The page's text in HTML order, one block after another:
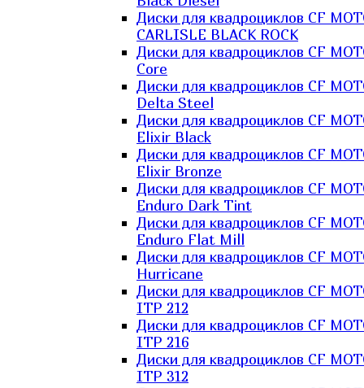
Диски для квадроциклов CF
CARLISLE BLACK ROCK
Диски для квадроциклов CF
Core
Диски для квадроциклов CF
Delta Steel
Диски для квадроциклов CF
Elixir Black
Диски для квадроциклов CF
Elixir Bronze
Диски для квадроциклов CF
Enduro Dark Tint
Диски для квадроциклов CF
Enduro Flat Mill
Диски для квадроциклов CF
Hurricane
Диски для квадроциклов CF
ITP 212
Диски для квадроциклов CF
ITP 216
Диски для квадроциклов CF
ITP 312